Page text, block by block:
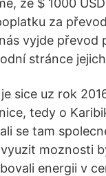
že $ 1000
za
vyjde převod
stránce
sice uz rok
tedy o
se tam
moznosti
energii v